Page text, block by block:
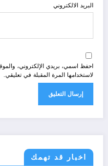
البريد الالكتروني
احفظ اسمي، بريدي الإلكتروني،
لاستخدامها المرة المقبلة في تعليقي.
اخبار قد تهمك